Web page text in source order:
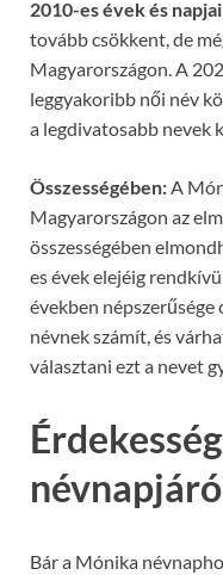
2010-es évek és
tovább csökkent, de
Magyarországon. A
leggyakoribb női név
a legdivatosabb nevek
Összességében: A
Magyarországon az
összességében
es évek elejéig
években
névnek számít, és
választani ezt a nevet
Bár a Mónika